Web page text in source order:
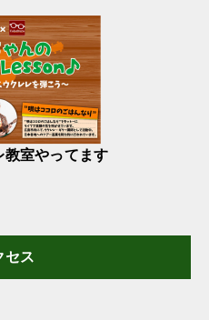
教室やってます
セス